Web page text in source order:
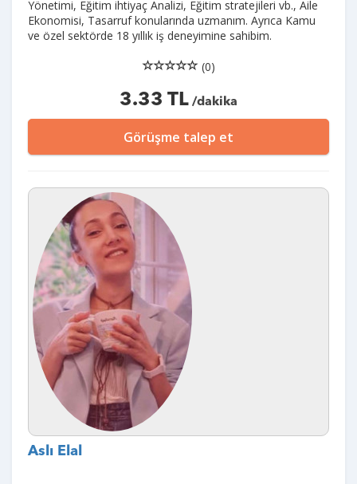
Yönetimi, Eğitim ihtiyaç Analizi, Eğitim stratejileri vb., Aile
Ekonomisi, Tasarruf konularında uzmanım. Ayrıca Kamu
ve özel sektörde 18 yıllık iş deneyimine sahibim.
(0)
3.33 TL /dakika
Görüşme talep et
Aslı Elal